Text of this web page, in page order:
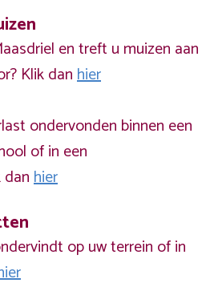
en treft u muizen aan
Klik danhier
ondervonden binnen een
of in een
hier
op uw terrein of in